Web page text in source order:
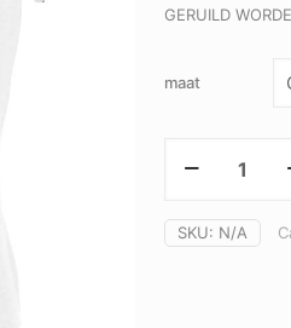
GERUILD
maat
Design
shirt
wit
SKU: N/A